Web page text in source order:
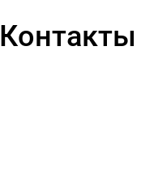
Контакты